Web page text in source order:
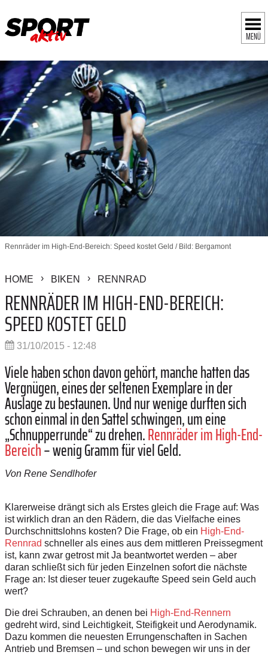
MENÜ
Rennräder im High-End-Bereich: Speed kostet Geld / Bild: Bergamont
HOME BIKEN RENNRAD
RENNRÄDER IM HIGH-END-BEREICH:
SPEED KOSTET GELD
31/10/2015 - 12:48
Viele haben schon davon gehört, manche hatten das
Vergnügen, eines der seltenen Exemplare in der
Auslage zu bestaunen. Und nur wenige durften sich
schon einmal in den Sattel schwingen, um eine
„Schnupperrunde“ zu drehen.Rennräder im High-End-
Bereich– wenig Gramm für viel Geld.
Von Rene Sendlhofer
Klarerweise drängt sich als Erstes gleich die Frage auf: Was
ist wirklich dran an den Rädern, die das Vielfache eines
Durchschnittslohns kosten? Die Frage, ob ein High-End-
Rennrad schneller als eines aus dem mittleren Preissegment
ist, kann zwar getrost mit Ja beantwortet werden – aber
daran schließt sich für jeden Einzelnen sofort die nächste
Frage an: Ist dieser teuer zugekaufte Speed sein Geld auch
wert?
Die drei Schrauben, an denen bei High-End-Rennern
gedreht wird, sind Leichtigkeit, Steifigkeit und Aerodynamik.
Dazu kommen die neuesten Errungenschaften in Sachen
Antrieb und Bremsen – und schon bewegen wir uns in der